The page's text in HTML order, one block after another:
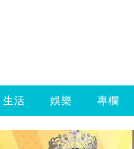
生活 娛樂 專欄